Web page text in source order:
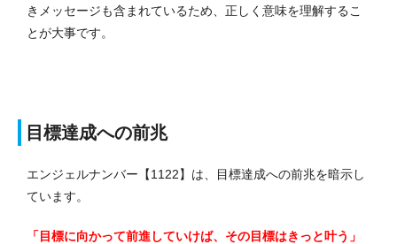
きメッセージも含まれているため、正しく意味を理解するこ
とが大事です。
目標達成への前兆
エンジェルナンバー【1122】は、目標達成への前兆を暗示し
ています。
「目標に向かって前進していけば、その目標はきっと叶う」